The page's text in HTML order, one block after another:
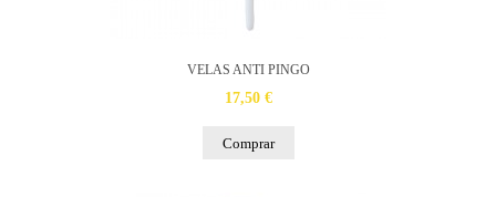
VELAS ANTI PINGO
17,50 €
Comprar